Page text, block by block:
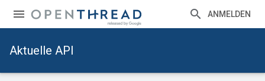
ANMELDEN
Aktuelle API